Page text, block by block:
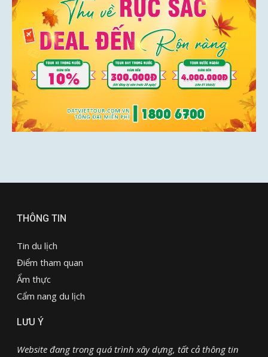
THÔNG TIN
Tin du lịch
Điểm tham quan
Ẩm thực
Cẩm nang du lịch
LƯU Ý
Website đang trong quá trình xây dựng, tất cả thông tin